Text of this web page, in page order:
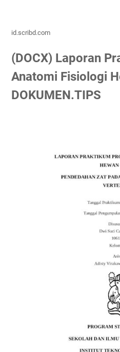
id.scribd.com
(DOCX) Laporan
Anatomi Fisiologi
DOKUMEN.TIPS